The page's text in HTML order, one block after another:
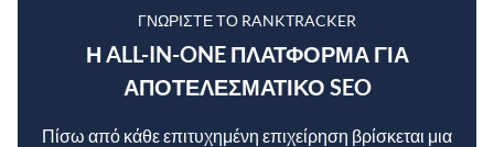
ΓΝΩΡΊΣΤΕ ΤΟ RANKTRACKER
Η ALL-IN-ONE ΠΛΑΤΦΌΡΜΑ ΓΙΑ
ΑΠΟΤΕΛΕΣΜΑΤΙΚΌ SEO
Πίσω από κάθε επιτυχημένη επιχείρηση βρίσκεται μια